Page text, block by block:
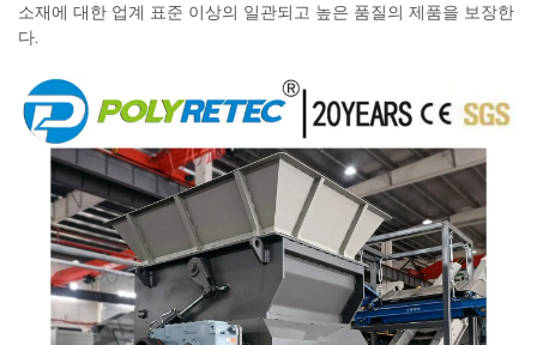
소재에 대한 업계 표준 이상의 일관되고 높은 품질의 제품을 보장한
다.